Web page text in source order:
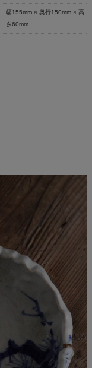
幅155mm × 奥行150mm × 高
さ60mm